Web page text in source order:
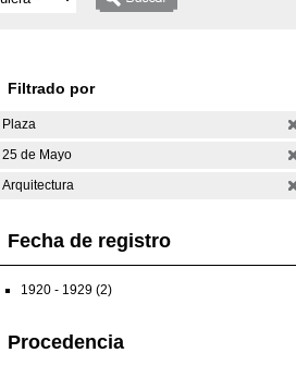
Filtrado por
Plaza
25 de Mayo
Arquitectura
Fecha de registro
1920 - 1929 (2)
Procedencia